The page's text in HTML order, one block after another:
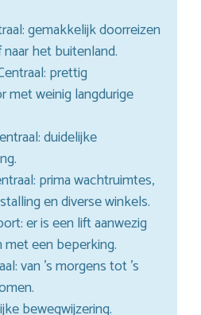
gemakkelijk doorreizen
het buitenland.
prettig
weinig langdurige
duidelijke
prima wachtruimtes,
en diverse winkels.
er is een lift aanwezig
een beperking.
van ’s morgens tot ’s
bewegwijzering.